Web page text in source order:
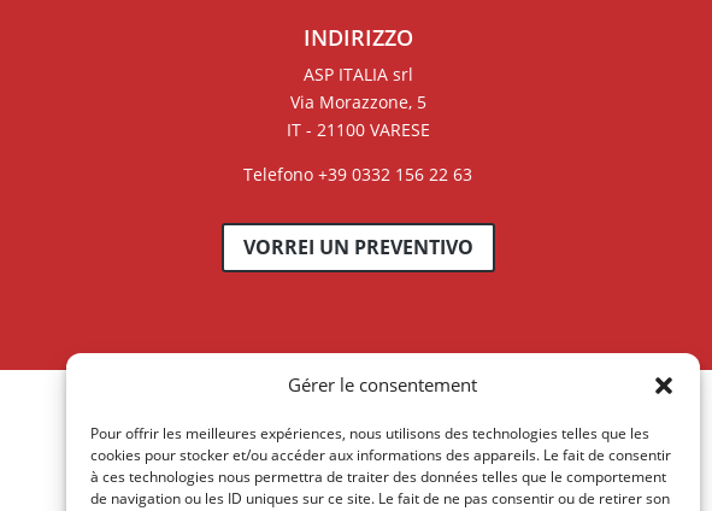
Gérer le consentement
Pour offrir les meilleures expériences, nous utilisons des technologies telles que les
cookies pour stocker et/ou accéder aux informations des appareils. Le fait de consentir
à ces technologies nous permettra de traiter des données telles que le comportement
de navigation ou les ID uniques sur ce site. Le fait de ne pas consentir ou de retirer son
INDIRIZZO
ASP ITALIA srl
Via Morazzone, 5
IT - 21100 VARESE
Telefono +39 0332 156 22 63
VORREI UN PREVENTIVO